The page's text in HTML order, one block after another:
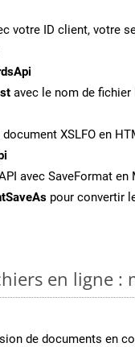
votre ID client, votre
avec le nom de
XSLFO en
avec SaveFormat en
pour convertir
en ligne
de documents en